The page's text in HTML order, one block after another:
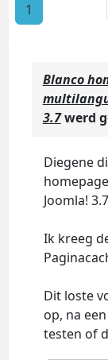
1
Blanco
3.7werd
Diegene
Joomla! 3.7
Ik kreeg
Dit loste
op, na
testen of